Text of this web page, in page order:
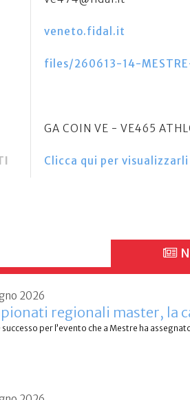
veneto.fidal.it
files/260613-14-
GA COIN VE - VE465
Clicca qui per visualizzarli
2026
regionali master, la
successo per l’evento che a Mestre ha